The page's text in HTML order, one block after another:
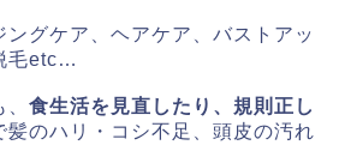
ングケア、ヘアケア、バストアッ
毛etc…
食生活を見直したり、規則正し
髪のハリ・コシ不足、頭皮の汚れ